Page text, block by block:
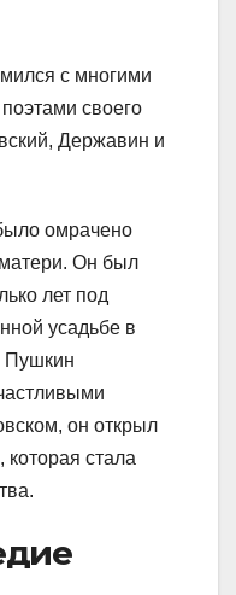
с многими
своего
Державин и
омрачено
Он был
лет под
усадьбе в
Пушкин
он открыл
стала